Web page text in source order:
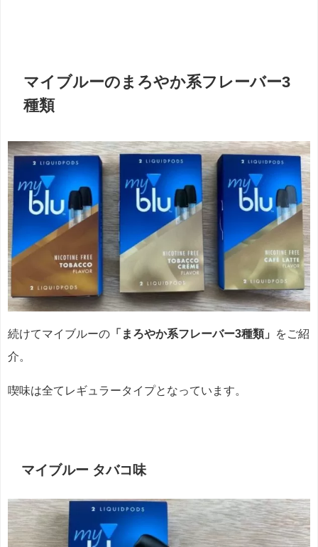
マイブルーのまろやか系フレーバー3
種類
続けてマイブルーの 「まろやか系フレーバー3種類」
をご紹
介。
喫味は全てレギュラータイプとなっています。
マイブルー タバコ味